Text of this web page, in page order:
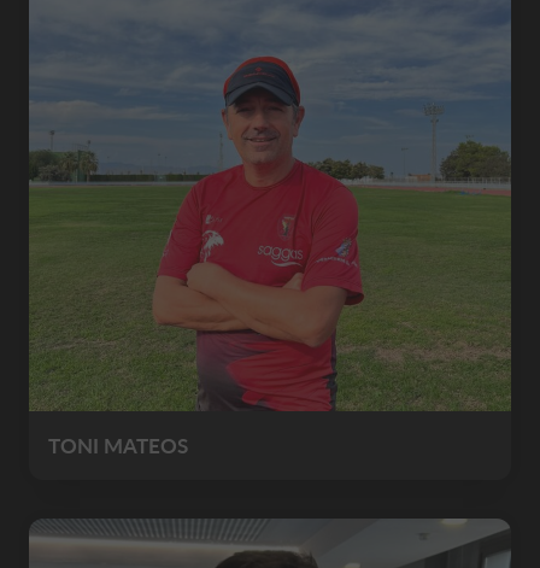
TONI MATEOS